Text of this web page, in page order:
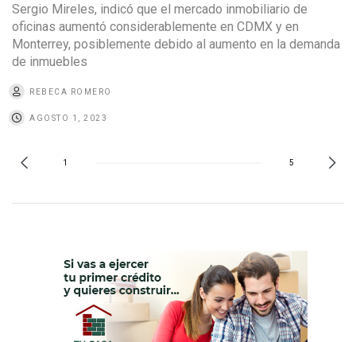
Sergio Mireles, indicó que el mercado inmobiliario de
oficinas aumentó considerablemente en CDMX y en
Monterrey, posiblemente debido al aumento en la demanda
de inmuebles
REBECA ROMERO
AGOSTO 1, 2023
1 5